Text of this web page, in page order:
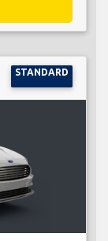
STANDARD